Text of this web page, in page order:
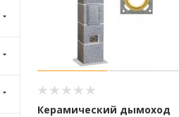
Керамический дымоход